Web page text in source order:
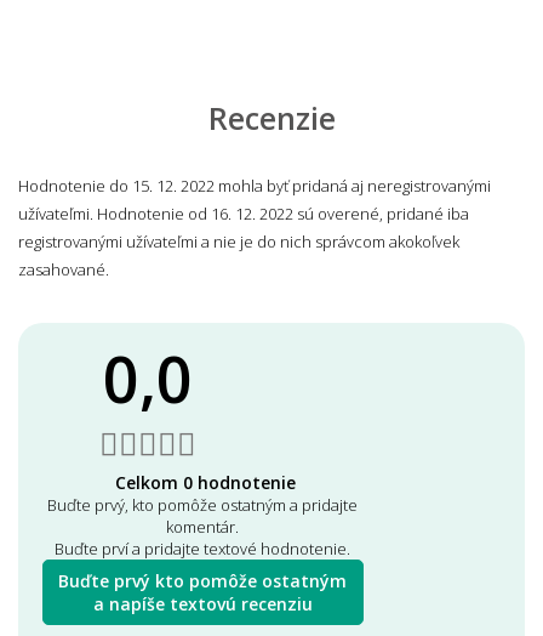
Recenzie
Hodnotenie do 15. 12. 2022 mohla byť pridaná aj neregistrovanými
užívateľmi. Hodnotenie od 16. 12. 2022 sú overené, pridané iba
registrovanými užívateľmi a nie je do nich správcom akokoľvek
zasahované.
0,0
Celkom 0 hodnotenie
Buďte prvý, kto pomôže ostatným a pridajte
komentár.
Buďte prví a pridajte textové hodnotenie.
Buďte prvý kto pomôže ostatným
a napíše textovú recenziu